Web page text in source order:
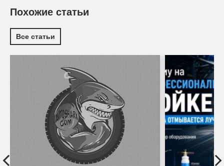
Похожие статьи
Все статьи